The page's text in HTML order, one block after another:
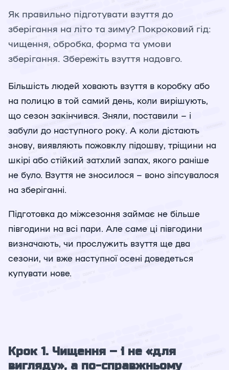
Як правильно підготувати взуття до
зберігання на літо та зиму? Покроковий гід:
чищення, обробка, форма та умови
зберігання. Збережіть взуття надовго.
Більшість людей ховають взуття в коробку або
на полицю в той самий день, коли вирішують,
що сезон закінчився. Зняли, поставили – і
забули до наступного року. А коли дістають
знову, виявляють пожовклу підошву, тріщини на
шкірі або стійкий затхлий запах, якого раніше
не було. Взуття не зносилося – воно зіпсувалося
на зберіганні.
Підготовка до міжсезоння займає не більше
півгодини на всі пари. Але саме ці півгодини
визначають, чи прослужить взуття ще два
сезони, чи вже наступної осені доведеться
купувати нове.
Крок 1. Чищення – і не «для
вигляду», а по-справжньому